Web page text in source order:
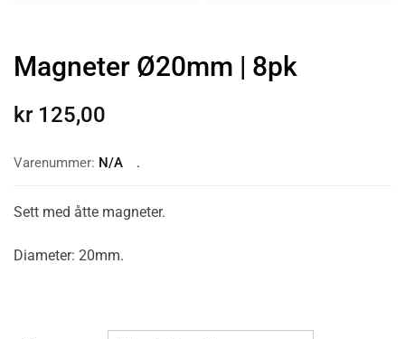
Magneter Ø20mm | 8pk
kr125,00
Varenummer: N/A
Sett med åtte magneter.
Diameter: 20mm.